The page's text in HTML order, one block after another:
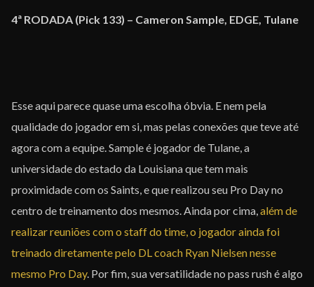
4ª RODADA (Pick 133) – Cameron Sample, EDGE, Tulane
Esse aqui parece quase uma escolha óbvia. E nem pela
qualidade do jogador em si, mas pelas conexões que teve até
agora com a equipe. Sample é jogador de Tulane, a
universidade do estado da Louisiana que tem mais
proximidade com os Saints, e que realizou seu Pro Day no
centro de treinamento dos mesmos. Ainda por cima,além de
realizar reuniões com o staff do time, o jogador ainda foi
treinado diretamente pelo DL coach Ryan Nielsen nesse
mesmo Pro Day. Por fim, sua versatilidade no pass rush é algo